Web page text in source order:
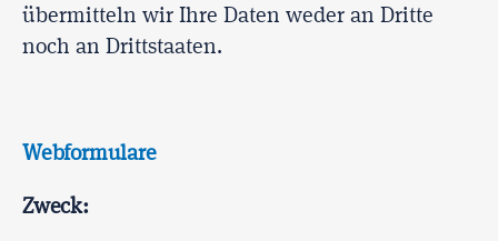
übermitteln wir Ihre Daten weder an Dritte
noch an Drittstaaten.
Webformulare
Zweck: